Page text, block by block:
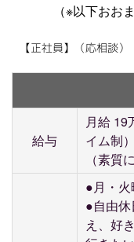
（※以下おお
【正社員】（応相談）
給与
月給 19
イム制
（素質
●月・火
●自由
え、好